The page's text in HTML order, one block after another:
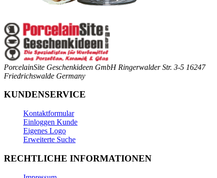
PorcelainSite Geschenkideen GmbH Ringerwalder Str. 3-5 16247
Friedrichswalde Germany
KUNDENSERVICE
Kontaktformular
Einloggen Kunde
Eigenes Logo
Erweiterte Suche
RECHTLICHE INFORMATIONEN